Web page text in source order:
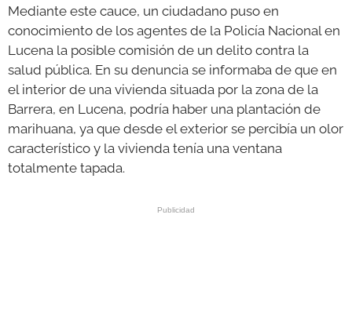
Mediante este cauce, un ciudadano puso en
conocimiento de los agentes de la Policía Nacional en
Lucena la posible comisión de un delito contra la
salud pública. En su denuncia se informaba de que en
el interior de una vivienda situada por la zona de la
Barrera, en Lucena, podría haber una plantación de
marihuana, ya que desde el exterior se percibía un olor
característico y la vivienda tenía una ventana
totalmente tapada.